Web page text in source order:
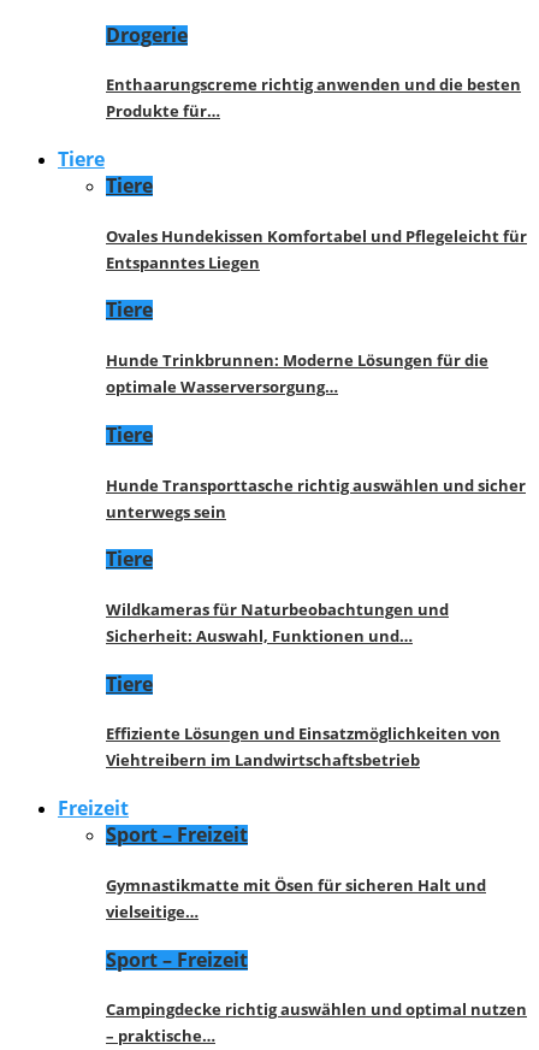
Drogerie
Enthaarungscreme richtig anwenden und die besten
Produkte für…
Tiere
Tiere
Ovales Hundekissen Komfortabel und Pflegeleicht für
Entspanntes Liegen
Tiere
Hunde Trinkbrunnen: Moderne Lösungen für die
optimale Wasserversorgung…
Tiere
Hunde Transporttasche richtig auswählen und sicher
unterwegs sein
Tiere
Wildkameras für Naturbeobachtungen und
Sicherheit: Auswahl, Funktionen und…
Tiere
Effiziente Lösungen und Einsatzmöglichkeiten von
Viehtreibern im Landwirtschaftsbetrieb
Freizeit
Sport – Freizeit
Gymnastikmatte mit Ösen für sicheren Halt und
vielseitige…
Sport – Freizeit
Campingdecke richtig auswählen und optimal nutzen
– praktische…